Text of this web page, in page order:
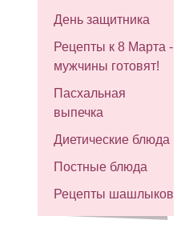
День защитника
Рецепты к 8 Марта -
мужчины готовят!
Пасхальная
выпечка
Диетические блюда
Постные блюда
Рецепты шашлыков